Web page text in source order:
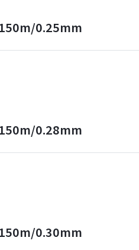
0.25mm
0.28mm
0.30mm